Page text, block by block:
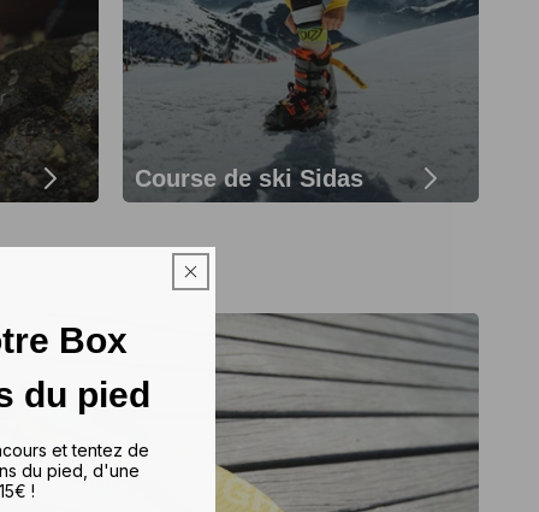
Course de ski Sidas
Box
du pied
et tentez de
du pied, d'une
!